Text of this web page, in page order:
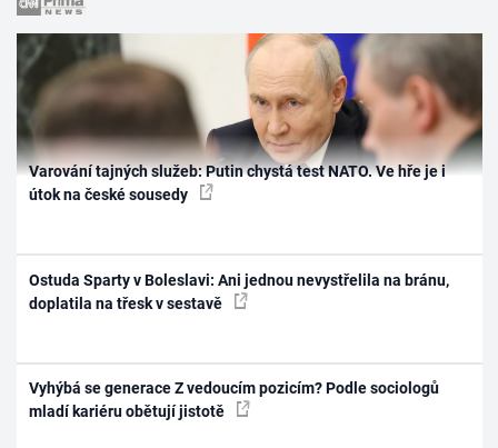
Varování tajných služeb: Putin chystá test NATO. Ve hře je i
útok na české sousedy
Ostuda Sparty v Boleslavi: Ani jednou nevystřelila na bránu,
doplatila na třesk v sestavě
Vyhýbá se generace Z vedoucím pozicím? Podle sociologů
mladí kariéru obětují jistotě